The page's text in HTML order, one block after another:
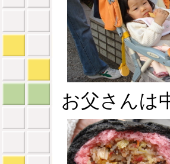
お父さんは